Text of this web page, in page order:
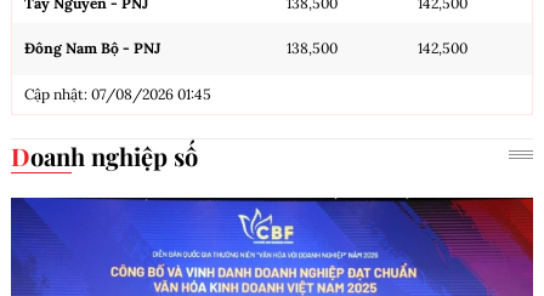
Đông Nam Bộ - PNJ 138,500 142,500
Cập nhật: 07/08/2026 01:45
Doanh nghiệp số